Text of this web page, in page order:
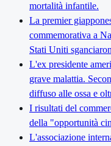
mortalità infantile.
La premier
commemorativa a
Stati Uniti
L'ex presidente
grave malattia.
diffuso alle ossa e
I risultati del
della "opportunità
L'associazione